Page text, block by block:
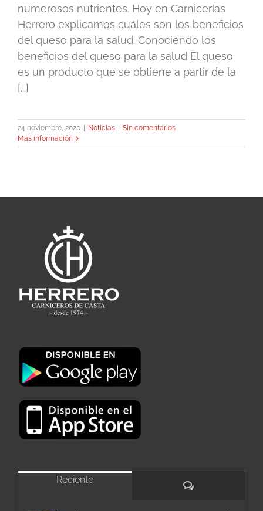
numerosos nutrientes. Hoy en Carnicerías
Herrero explicamos cuáles son los beneficios
del queso para la salud. Conociendo los
beneficios del queso para la salud El queso
es un producto que se obtiene a partir de la
[...]
24 noviembre, 2020 Noticias
Sin comentarios
Más información
Reciente
Comentarios